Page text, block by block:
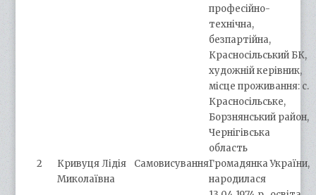
професійно-
технічна,
безпартійна,
Красносільський БК,
художній керівник,
місце проживання: с.
Красносільське,
Борзнянський район,
Чернігівська
область
2
Кривуця Лідія
Миколаївна
СамовисуванняГромадянка України,
народилася